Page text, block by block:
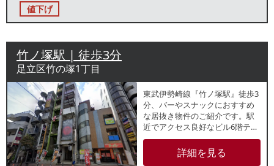
値下げ
竹ノ塚駅 | 徒歩3分
足立区竹の塚1丁目
東武伊勢崎線『竹ノ塚駅』徒歩3
分、バーやスナックにおすすめ
な居抜き物件のご紹介です。駅
近でアクセス良好なビル6階テナ
ント。赤山街道沿いで、並びで
も多数飲食店が盛業中です。諸
条件等、お気軽にお問合せくだ
詳細を見る